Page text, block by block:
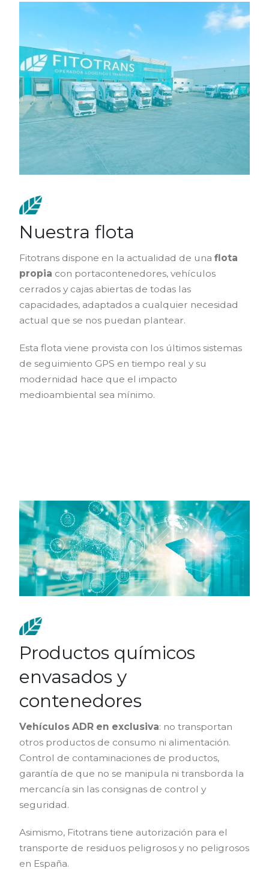
Nuestra flota
Fitotrans dispone en la actualidad de una flota
propia con portacontenedores, vehículos
cerrados y cajas abiertas de todas las
capacidades, adaptados a cualquier necesidad
actual que se nos puedan plantear.
Esta flota viene provista con los últimos sistemas
de seguimiento GPS en tiempo real y su
modernidad hace que el impacto
medioambiental sea mínimo.
Productos químicos
envasados y
contenedores
Vehículos ADR en exclusiva: no transportan
otros productos de consumo ni alimentación.
Control de contaminaciones de productos,
garantía de que no se manipula ni transborda la
mercancía sin las consignas de control y
seguridad.
Asimismo, Fitotrans tiene autorización para el
transporte de residuos peligrosos y no peligrosos
en España.